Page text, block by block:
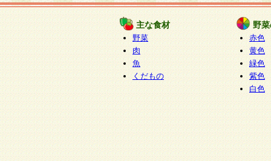
主な食材
野菜
肉
魚
くだもの
野
赤色
黄色
緑色
紫色
白色